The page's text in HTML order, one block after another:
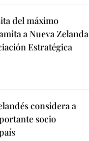
del máximo
a Nueva Zelanda
Estratégica
considera a
socio